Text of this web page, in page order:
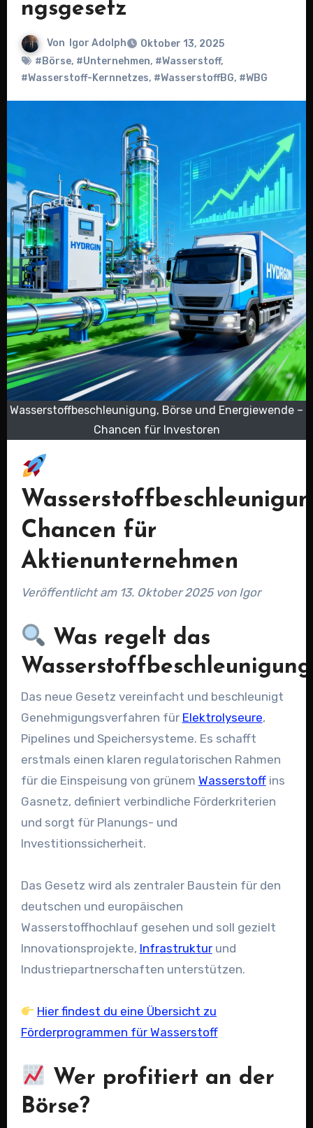
ngsgesetz
Von Igor Adolph
Oktober 13, 2025
#Börse, #Unternehmen, #Wasserstoff,
#Wasserstoff-Kernnetzes, #WasserstoffBG, #WBG
Wasserstoffbeschleunigung, Börse und Energiewende –
Chancen für Investoren
Chancen für
Aktienunternehmen
Veröffentlicht am 13. Oktober 2025 von Igor
Was regelt das
Das neue Gesetz vereinfacht und beschleunigt
Genehmigungsverfahren für Elektrolyseure,
Pipelines und Speichersysteme. Es schafft
erstmals einen klaren regulatorischen Rahmen
für die Einspeisung von grünem Wasserstoffins
Gasnetz, definiert verbindliche Förderkriterien
und sorgt für Planungs- und
Investitionssicherheit.
Das Gesetz wird als zentraler Baustein für den
deutschen und europäischen
Wasserstoffhochlauf gesehen und soll gezielt
Innovationsprojekte, Infrastrukturund
Industriepartnerschaften unterstützen.
Hier findest du eine Übersicht zu
Förderprogrammen für Wasserstoff
Wer profitiert an der
Börse?